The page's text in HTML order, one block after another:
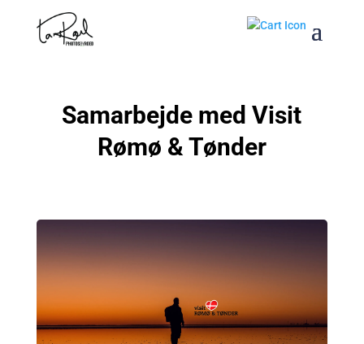
Samarbejde med Visit
Rømø & Tønder